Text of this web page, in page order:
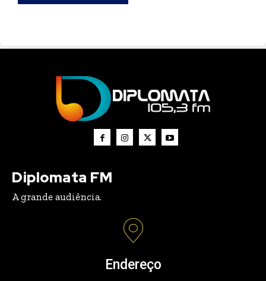
Diplomata FM
A grande audiência.
Endereço